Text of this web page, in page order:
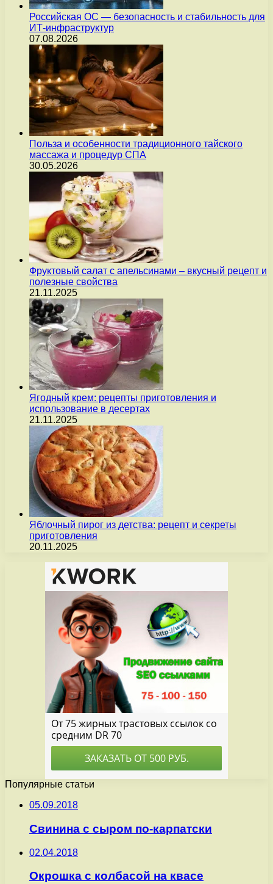
Российская ОС — безопасность и стабильность для
ИТ-инфраструктур
07.08.2026
Польза и особенности традиционного тайского
массажа и процедур СПА
30.05.2026
Фруктовый салат с апельсинами – вкусный рецепт и
полезные свойства
21.11.2025
Ягодный крем: рецепты приготовления и
использование в десертах
21.11.2025
Яблочный пирог из детства: рецепт и секреты
приготовления
20.11.2025
Популярные статьи
05.09.2018
Свинина с сыром по-карпатски
02.04.2018
Окрошка с колбасой на квасе